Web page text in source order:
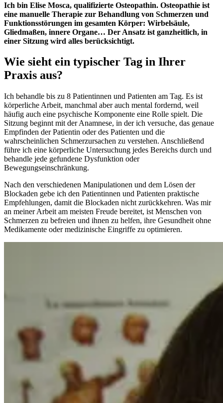
Ich bin Elise Mosca, qualifizierte Osteopathin. Osteopathie ist
eine manuelle Therapie zur Behandlung von Schmerzen und
Funktionsstörungen im gesamten Körper: Wirbelsäule,
Gliedmaßen, innere Organe… Der Ansatz ist ganzheitlich, in
einer Sitzung wird alles berücksichtigt.
Wie sieht ein typischer Tag in Ihrer
Praxis aus?
Ich behandle bis zu 8 Patientinnen und Patienten am Tag. Es ist
körperliche Arbeit, manchmal aber auch mental fordernd, weil
häufig auch eine psychische Komponente eine Rolle spielt. Die
Sitzung beginnt mit der Anamnese, in der ich versuche, das genaue
Empfinden der Patientin oder des Patienten und die
wahrscheinlichen Schmerzursachen zu verstehen. Anschließend
führe ich eine körperliche Untersuchung jedes Bereichs durch und
behandle jede gefundene Dysfunktion oder
Bewegungseinschränkung.
Nach den verschiedenen Manipulationen und dem Lösen der
Blockaden gebe ich den Patientinnen und Patienten praktische
Empfehlungen, damit die Blockaden nicht zurückkehren. Was mir
an meiner Arbeit am meisten Freude bereitet, ist Menschen von
Schmerzen zu befreien und ihnen zu helfen, ihre Gesundheit ohne
Medikamente oder medizinische Eingriffe zu optimieren.